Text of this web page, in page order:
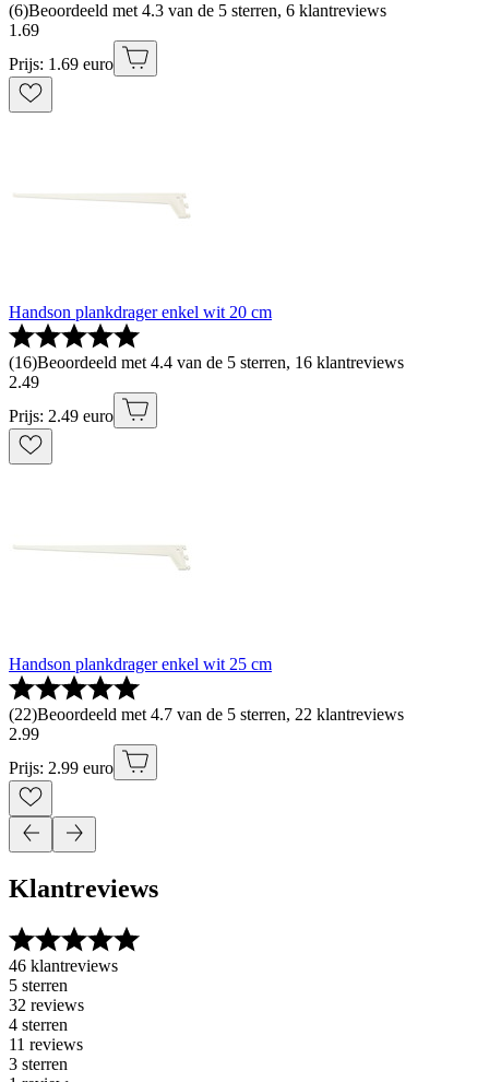
(6)Beoordeeld met 4.3 van de 5 sterren, 6 klantreviews
1.69
Prijs: 1.69 euro
Handson plankdrager enkel wit 20 cm
(16)Beoordeeld met 4.4 van de 5 sterren, 16 klantreviews
2.49
Prijs: 2.49 euro
Handson plankdrager enkel wit 25 cm
(22)Beoordeeld met 4.7 van de 5 sterren, 22 klantreviews
2.99
Prijs: 2.99 euro
Klantreviews
46 klantreviews
5 sterren
32 reviews
4 sterren
11 reviews
3 sterren